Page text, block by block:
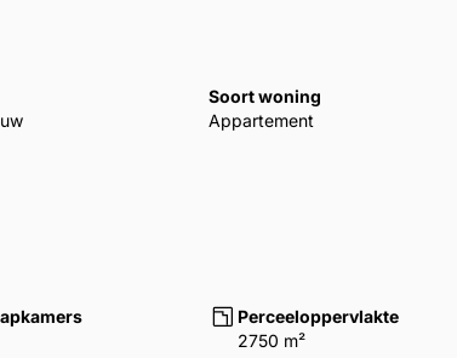
Soort woning
Appartement
Perceeloppervlakte
2750 m²